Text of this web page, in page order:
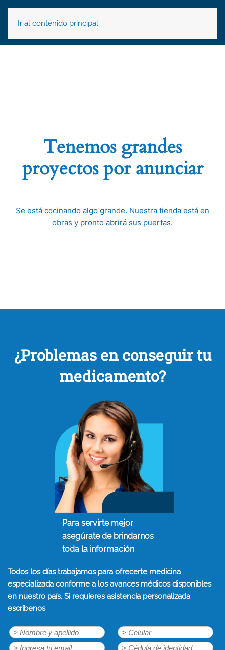
Ir al contenido principal
Tenemos grandes
proyectos por anunciar
Se está cocinando algo grande. Nuestra tienda está en
obras y pronto abrirá sus puertas.
¿Problemas en conseguir tu
medicamento?
Para servirte mejor
asegúrate de brindarnos
toda la información
Todos los días trabajamos para ofrecerte medicina
especializada conforme a los avances médicos disponibles
en nuestro país. Si requieres asistencia personalizada
escríbenos